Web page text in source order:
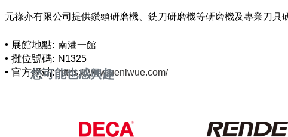
元祿亦有限公司提供鑽頭研磨機、銑刀研磨機等研磨機及專業刀
• 展館地點: 南港一館
• 攤位號碼: N1325
• 官方網站:https://www.uenlwue.com/
您可能也感興趣